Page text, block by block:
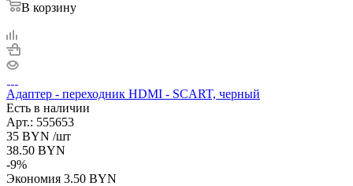
В корзину
Адаптер - переходник HDMI - SCART, черный
Есть в наличии
Арт.: 555653
35 BYN /шт
38.50 BYN
-9%
Экономия 3.50 BYN